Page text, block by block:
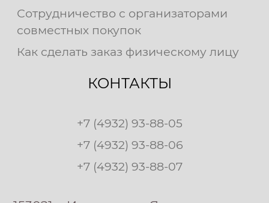
Сотрудничество с организаторами
совместных покупок
Как сделать заказ физическому лицу
КОНТАКТЫ
+7 (4932) 93-88-05
+7 (4932) 93-88-06
+7 (4932) 93-88-07